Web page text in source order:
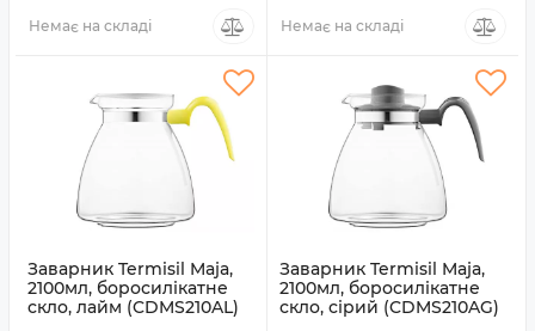
Немає на складі Немає на складі
Заварник Termisil Maja,
2100мл, боросилікатне
скло, лайм (CDMS210AL)
Заварник Termisil Maja,
2100мл, боросилікатне
скло, сірий (CDMS210AG)